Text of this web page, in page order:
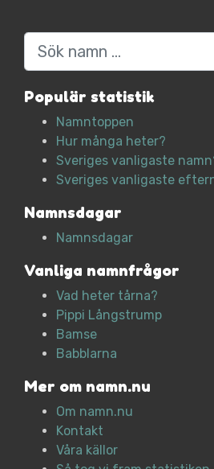
Sök
Populär statistik
Namntoppen
Hur många heter?
Sveriges vanligaste
Sveriges vanligaste
Namnsdagar
Namnsdagar
Vanliga namnfrågor
Vad heter tårna?
Pippi Långstrump
Bamse
Babblarna
Mer om namn.nu
Om namn.nu
Kontakt
Våra källor